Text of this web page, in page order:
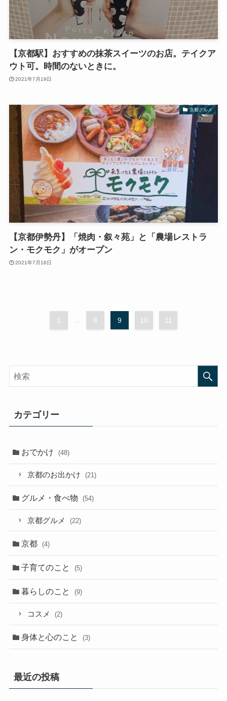
【京都駅】おすすめの抹茶スイーツのお店。テイクア
ウト可。時間のないときに。
2021年7月19日
京都グルメ
【京都伊勢丹】「焼肉・叙々苑」と「農場レストラ
ン・モクモク」がオープン
2021年7月18日
1 ... 8 9 10 11
カテゴリー
おでかけ (48)
京都のお出かけ (21)
グルメ・食べ物 (54)
京都グルメ (22)
京都 (4)
子育てのこと (5)
暮らしのこと (9)
コスメ (2)
身体と心のこと (3)
最近の投稿